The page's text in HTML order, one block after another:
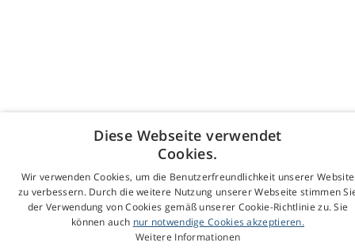
Diese Webseite verwendet
Cookies.
Wir verwenden Cookies, um die Benutzerfreundlichkeit unserer Website
zu verbessern. Durch die weitere Nutzung unserer Webseite stimmen
der Verwendung von Cookies gemäß unserer Cookie-Richtlinie zu. Sie
können auch nur notwendige Cookies akzeptieren.
Weitere Informationen